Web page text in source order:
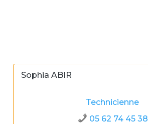
Sophia ABIR
Technicienne
05 62 74 45 38